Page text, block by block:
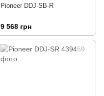
Pioneer DDJ-SB-R
9 568 грн